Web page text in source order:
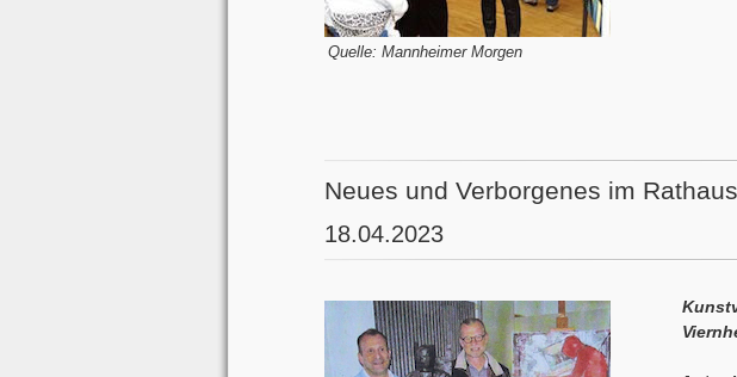
Quelle: Mannheimer Morgen
Neues und Verborgenes im
18.04.2023